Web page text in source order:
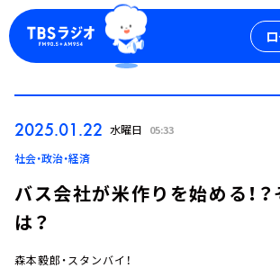
2025.01.22 水曜日 05:33
社会・政治・経済
バス会社が米作りを始める！
は？
森本毅郎・スタンバイ！